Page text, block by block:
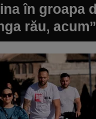
în groapa
rău, acum”